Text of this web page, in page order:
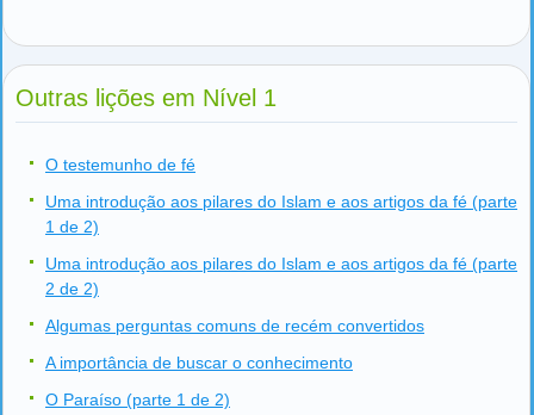
Outras lições em Nível 1
O testemunho de fé
Uma introdução aos pilares do Islam e aos artigos da fé (parte
1 de 2)
Uma introdução aos pilares do Islam e aos artigos da fé (parte
2 de 2)
Algumas perguntas comuns de recém convertidos
A importância de buscar o conhecimento
O Paraíso (parte 1 de 2)